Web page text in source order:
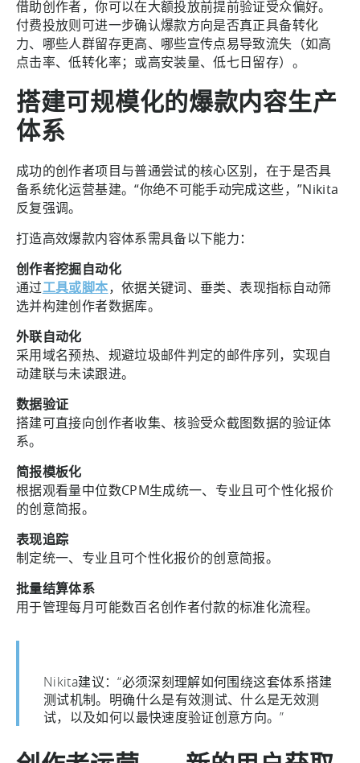
借助创作者，你可以在大额投放前提前验证受众偏好。
付费投放则可进一步确认爆款方向是否真正具备转化
力、哪些人群留存更高、哪些宣传点易导致流失（如高
点击率、低转化率；或高安装量、低七日留存）。
搭建可规模化的爆款内容生产
体系
成功的创作者项目与普通尝试的核心区别，在于是否具
备系统化运营基建。“你绝不可能手动完成这些，”Nikita
反复强调。
打造高效爆款内容体系需具备以下能力：
创作者挖掘自动化
通过工具或脚本，依据关键词、垂类、表现指标自动筛
选并构建创作者数据库。
外联自动化
采用域名预热、规避垃圾邮件判定的邮件序列，实现自
动建联与未读跟进。
数据验证
搭建可直接向创作者收集、核验受众截图数据的验证体
系。
简报模板化
根据观看量中位数CPM生成统一、专业且可个性化报价
的创意简报。
表现追踪
制定统一、专业且可个性化报价的创意简报。
批量结算体系
用于管理每月可能数百名创作者付款的标准化流程。
Nikita建议：“必须深刻理解如何围绕这套体系搭建
测试机制。明确什么是有效测试、什么是无效测
试，以及如何以最快速度验证创意方向。”